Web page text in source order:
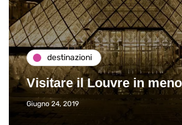
destinazioni
Visitare il Louvre in
Giugno 24, 2019